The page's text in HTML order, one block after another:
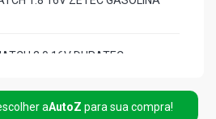
2.0 16V DURATEC
2.0 16V DURATEC GASOLINA
aAutoZ para sua compra!